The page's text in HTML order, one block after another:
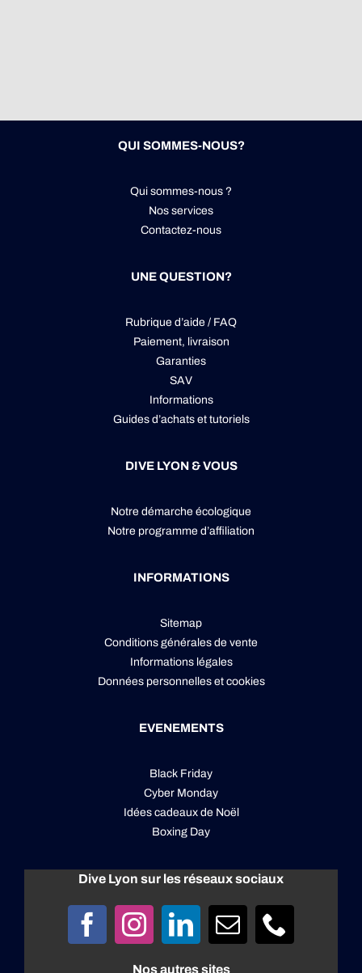
QUI SOMMES-NOUS?
Qui sommes-nous ?
Nos services
Contactez-nous
UNE QUESTION?
Rubrique d’aide / FAQ
Paiement, livraison
Garanties
SAV
Informations
Guides d’achats et tutoriels
DIVE LYON & VOUS
Notre démarche écologique
Notre programme d’affiliation
INFORMATIONS
Sitemap
Conditions générales de vente
Informations légales
Données personnelleset cookies
EVENEMENTS
Black Friday
Cyber Monday
Idées cadeaux de Noël
Boxing Day
Dive Lyon sur les réseaux sociaux
Nos autres sites